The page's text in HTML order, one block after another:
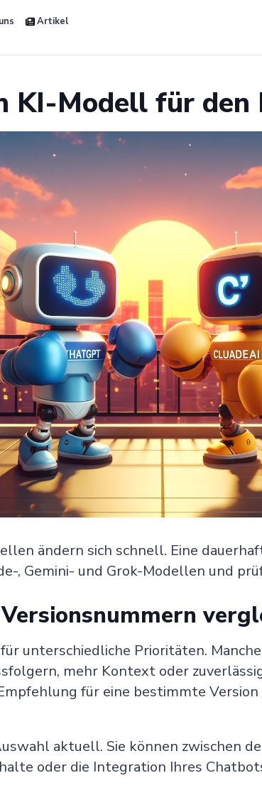
Artikel
KI-Modell für den
ändern sich schnell. Eine
, Gemini- und Grok-Modellen und
unterschiedliche Prioritäten.
mehr Kontext oder
für eine bestimmte
aktuell. Sie können zwischen
oder die Integration Ihres